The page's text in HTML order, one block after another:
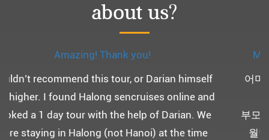
about us?
Monchery cruis, 즐거웠던 어머니 환갑여행~
어머니 환갑여행을 기념하여 하롱베이, 몽쉐리 크
루즈 여행을 다녀왔어요. ^^
부모님을 모시고 가는 여행인만큼 비교적 선선한 2
월말에 Darian Culbert를 통해서 다녀왔습니다.